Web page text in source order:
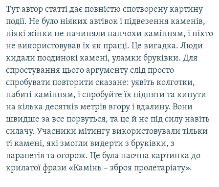
Тут автор статті дає повністю спотворену картину
події. Не було ніяких автівок і підвезення каменів,
ніякі жінки не начиняли панчохи камінням, і ніхто
не використовував їх як пращі. Це вигадка. Люди
кидали поодинокі камені, уламки бруківки. Для
спростування цього аргументу слід просто
спробувати повторити сказане: уявіть колготки,
набиті камінням, і спробуйте їх підняти та кинути
на кілька десятків метрів вгору і вдалину. Вони
швидше за все порвуться, та це й не під силу навіть
силачу. Учасники мітингу використовували тільки
ті камені, які змогли видерти з бруківки, з
парапетів та огорож. Це була наочна картинка до
крилатої фрази «Камінь – зброя пролетаріату».